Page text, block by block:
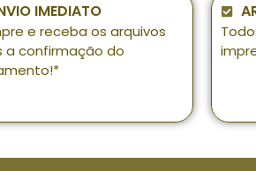
IMEDIATO
e receba os arquivos
a confirmação do